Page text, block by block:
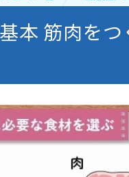
派遣）
公
本 筋肉を